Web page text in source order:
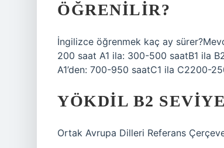
ÖĞRENILIR?
İngilizce öğrenmek kaç ay
200 saat A1 ila: 300-500 saatB1 ila
A1’den: 700-950 saatC1 ila C2200-
YÖKDIL B2
Ortak Avrupa Dilleri Referans